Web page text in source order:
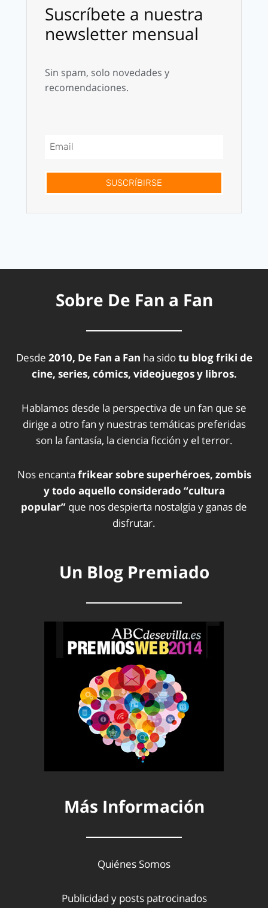
Suscríbete a nuestra
newsletter mensual
Sin spam, solo novedades y
recomendaciones.
SUSCRÍBIRSE
Sobre De Fan a Fan
Desde 2010, De Fan a Fan ha sidotu blog friki de
cine, series, cómics, videojuegos y libros.
Hablamos desde la perspectiva de un fan que se
dirige a otro fan y nuestras temáticas preferidas
son la fantasía, la ciencia ficción y el terror.
Nos encanta frikear sobre superhéroes, zombis
y todo aquello considerado “cultura
popular” que nos despierta nostalgia y ganas de
disfrutar.
Un Blog Premiado
Más Información
Quiénes Somos
Publicidad y posts patrocinados